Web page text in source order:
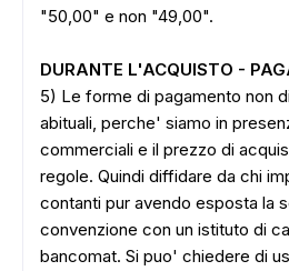
"50,00" e non "49,00".
DURANTE L'ACQUISTO -
5) Le forme di pagamento non
abituali, perche' siamo in
commerciali e il prezzo di
regole. Quindi diffidare da chi
contanti pur avendo esposta la
convenzione con un istituto di
bancomat. Si puo' chiedere di